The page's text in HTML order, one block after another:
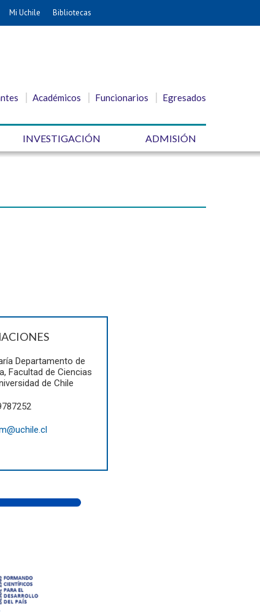
Mi Uchile Bibliotecas
Académicos Funcionarios Egresados
INVESTIGACIÓN ADMISIÓN
Departamento de
Facultad de Ciencias
de Chile